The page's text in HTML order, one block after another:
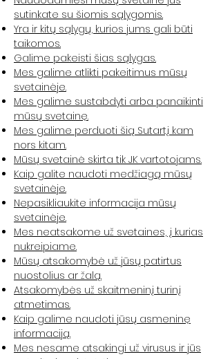
sutinkate su šiomis sąlygomis.
Yra ir kitų sąlygų, kurios jums gali būti
taikomos.
Galime pakeisti šias sąlygas.
Mes galime atlikti pakeitimus mūsų
svetainėje.
Mes galime sustabdyti arba panaikinti
mūsų svetainę.
Mes galime perduoti šią Sutartį kam
nors kitam.
Mūsų svetainė skirta tik JK vartotojams.
Kaip galite naudoti medžiagą mūsų
svetainėje.
Nepasikliaukite informacija mūsų
svetainėje.
Mes neatsakome už svetaines, į kurias
nukreipiame.
Mūsų atsakomybė už jūsų patirtus
nuostolius ar žalą.
Atsakomybės už skaitmeninį turinį
atmetimas.
Kaip galime naudoti jūsų asmeninę
informaciją.
Mes nesame atsakingi už virusus ir jūs